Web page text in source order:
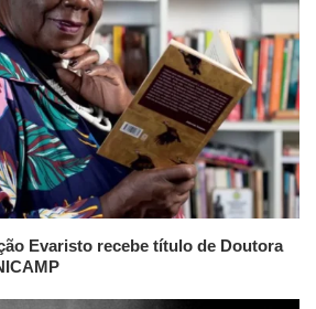
Evaristo recebe título de Doutora